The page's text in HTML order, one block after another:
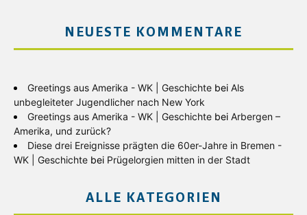
NEUESTE KOMMENTARE
Greetings aus Amerika - WK | Geschichte bei Als
unbegleiteter Jugendlicher nach New York
Greetings aus Amerika - WK | Geschichte bei Arbergen –
Amerika, und zurück?
Diese drei Ereignisse prägten die 60er-Jahre in Bremen -
WK | Geschichte bei Prügelorgien mitten in der Stadt
ALLE KATEGORIEN